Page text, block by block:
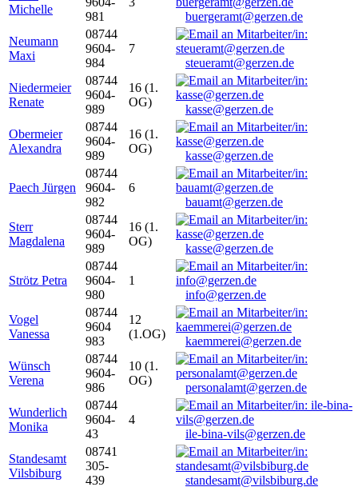
Michelle
981
buergeramt@gerzen.de
Neumann
Maxi
08744
9604-
984
7
steueramt@gerzen.de
Niedermeier
Renate
08744
9604-
989
16 (1.
OG)
kasse@gerzen.de
Obermeier
Alexandra
08744
9604-
989
16 (1.
OG)
kasse@gerzen.de
Paech Jürgen
08744
9604-
982
6
bauamt@gerzen.de
Sterr
Magdalena
08744
9604-
989
16 (1.
OG)
kasse@gerzen.de
Strötz Petra
08744
9604-
980
1
info@gerzen.de
Vogel
Vanessa
08744
9604
983
12
(1.OG)
kaemmerei@gerzen.de
Wünsch
Verena
08744
9604-
986
10 (1.
OG)
personalamt@gerzen.de
Wunderlich
Monika
08744
9604-
43
4
ile-bina-vils@gerzen.de
Standesamt
Vilsbiburg
08741
305-
439
standesamt@vilsbiburg.de